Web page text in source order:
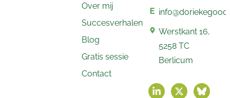
Over mij
Succesverhalen
Blog
Gratis sessie
Contact
Werstkant 16,
5258 TC
Berlicum